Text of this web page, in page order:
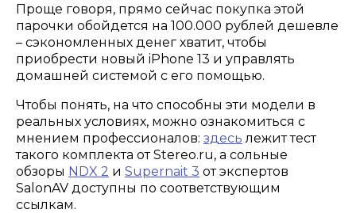
Проще говоря, прямо сейчас покупка этой
парочки обойдется на 100.000 рублей дешевле
– сэкономленных денег хватит, чтобы
приобрести новый iPhone 13 и управлять
домашней системой с его помощью.
Чтобы понять, на что способны эти модели в
реальных условиях, можно ознакомиться с
мнением профессионалов: здесь лежит тест
такого комплекта от Stereo.ru, а сольные
обзоры NDX 2 и Supernait 3 от экспертов
SalonAV доступны по соответствующим
ссылкам.